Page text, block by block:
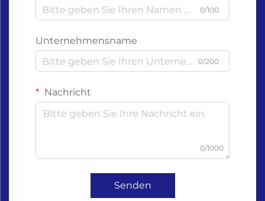
0/100
Unternehmensname
0/200
Nachricht
0/1000
Senden